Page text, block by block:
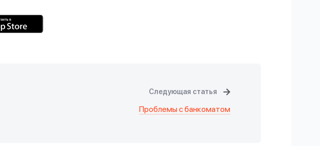
Следующая статья
Проблемы с банкоматом